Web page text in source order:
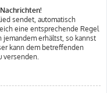
sendet, automatisch
eine entsprechende Regel
erhältst, so kannst
kann dem betreffenden
versenden.